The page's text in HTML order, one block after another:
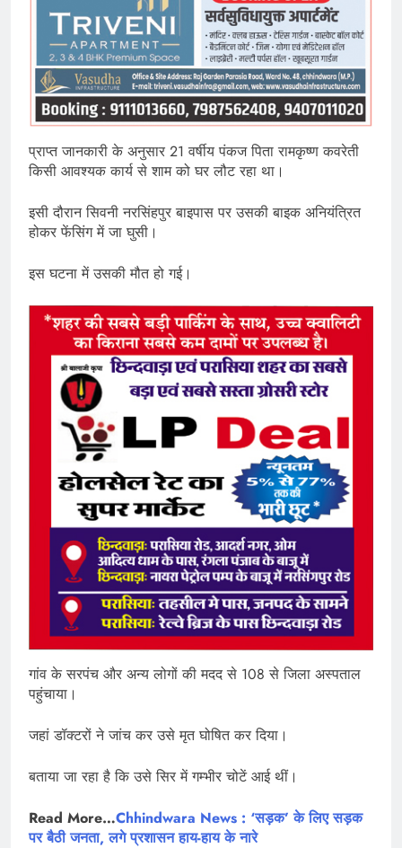
प्राप्त जानकारी के अनुसार 21 वर्षीय पंकज पिता रामकृष्ण कवरेती
किसी आवश्यक कार्य से शाम को घर लौट रहा था।
इसी दौरान सिवनी नरसिंहपुर बाइपास पर उसकी बाइक अनियंत्रित
होकर फेंसिंग में जा घुसी।
इस घटना में उसकी मौत हो गई।
गांव के सरपंच और अन्य लोगों की मदद से 108 से जिला अस्पताल
पहुंचाया।
जहां डॉक्टरों ने जांच कर उसे मृत घोषित कर दिया।
बताया जा रहा है कि उसे सिर में गम्भीर चोटें आई थीं।
Read More…Chhindwara News : ‘सड़क’ के लिए सड़क
पर बैठी जनता, लगे प्रशासन हाय-हाय के नारे